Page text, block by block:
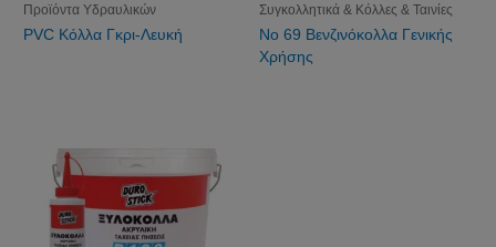
Προϊόντα Υδραυλικών
PVC Κόλλα Γκρι-Λευκή
Συγκολλητικά & Κόλλες & Ταινίες
Νο 69 Βενζινόκολλα Γενικής
Χρήσης